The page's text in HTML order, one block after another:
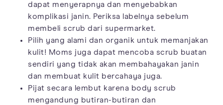
dapat menyerapnya dan menyebabkan
komplikasi janin. Periksa labelnya sebelum
membeli scrub dari supermarket.
Pilih yang alami dan organik untuk memanjakan
kulit! Moms juga dapat mencoba scrub buatan
sendiri yang tidak akan membahayakan janin
dan membuat kulit bercahaya juga.
Pijat secara lembut karena body scrub
mengandung butiran-butiran dan